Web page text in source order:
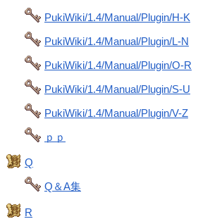
PukiWiki/1.4/Manual/Plugin/H-K
PukiWiki/1.4/Manual/Plugin/L-N
PukiWiki/1.4/Manual/Plugin/O-R
PukiWiki/1.4/Manual/Plugin/S-U
PukiWiki/1.4/Manual/Plugin/V-Z
ｐｐ
Q
Q＆A集
R